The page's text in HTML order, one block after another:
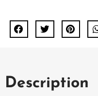
Description